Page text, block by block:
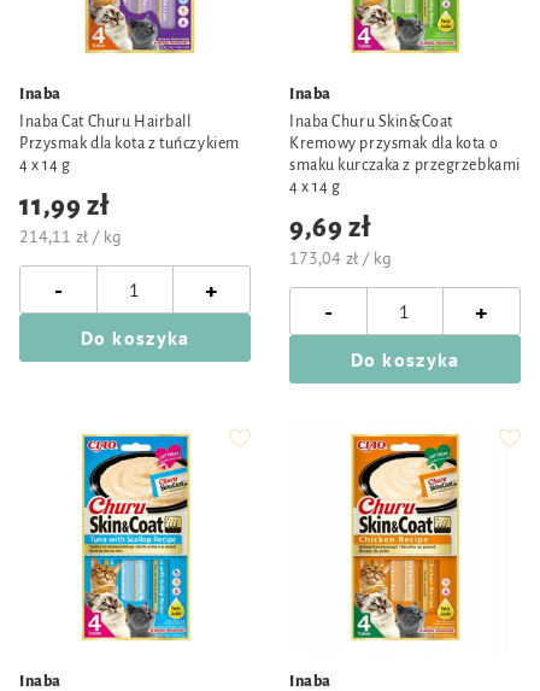
Inaba
Inaba Cat Churu Hairball
Przysmak dla kota z tuńczykiem
4 x 14 g
11,99 zł
214,11 zł / kg
- +
Do koszyka
Inaba
Inaba Churu Skin&Coat
Kremowy przysmak dla kota o
smaku kurczaka z przegrzebkami
4 x 14 g
9,69 zł
173,04 zł / kg
- +
Do koszyka
Inaba
Inaba